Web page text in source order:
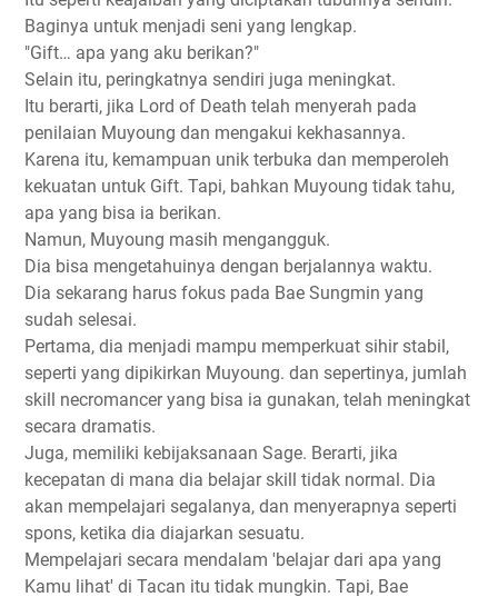
Baginya untuk menjadi seni yang lengkap.
"Gift… apa yang aku berikan?"
Selain itu, peringkatnya sendiri juga meningkat.
Itu berarti, jika Lord of Death telah menyerah pada
penilaian Muyoung dan mengakui kekhasannya.
Karena itu, kemampuan unik terbuka dan memperoleh
kekuatan untuk Gift. Tapi, bahkan Muyoung tidak tahu,
apa yang bisa ia berikan.
Namun, Muyoung masih mengangguk.
Dia bisa mengetahuinya dengan berjalannya waktu.
Dia sekarang harus fokus pada Bae Sungmin yang
sudah selesai.
Pertama, dia menjadi mampu memperkuat sihir stabil,
seperti yang dipikirkan Muyoung. dan sepertinya, jumlah
skill necromancer yang bisa ia gunakan, telah meningkat
secara dramatis.
Juga, memiliki kebijaksanaan Sage. Berarti, jika
kecepatan di mana dia belajar skill tidak normal. Dia
akan mempelajari segalanya, dan menyerapnya seperti
spons, ketika dia diajarkan sesuatu.
Mempelajari secara mendalam 'belajar dari apa yang
Kamu lihat' di Tacan itu tidak mungkin. Tapi, Bae